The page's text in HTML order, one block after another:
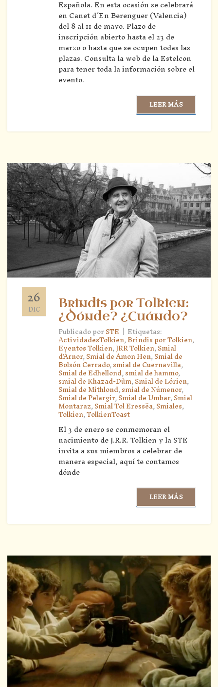
Española. En esta ocasión se celebrará
en Canet d´En Berenguer (Valencia)
del 8 al 11 de mayo. Plazo de
inscripción abierto hasta el 23 de
marzo o hasta que se ocupen todas las
plazas. Consulta la web de la Estelcon
para tener toda la información sobre el
evento.
LEER MÁS
26
DIC
Brindis por Tolkien:
¿Dónde? ¿Cuándo?
Publicado porSTE | Etiquetas:
ActividadesTolkien,Brindis por Tolkien,
Eventos Tolkien,JRR Tolkien,Smial
d'Àrnor,Smial de Amon Hen,Smial de
Bolsón Cerrado,smial de Cuernavilla,
Smial de Edhellond,smial de hammo,
smial de Khazad-Dûm,Smial de Lórien,
Smial de Mithlond,smial de Númenor,
Smial de Pelargir,Smial de Umbar,Smial
Montaraz,Smial Tol Eressëa,Smiales,
Tolkien,TolkienToast
El 3 de enero se conmemoran el
nacimiento de J.R.R. Tolkien y la STE
invita a sus miembros a celebrar de
manera especial, aquí te contamos
dónde
LEER MÁS